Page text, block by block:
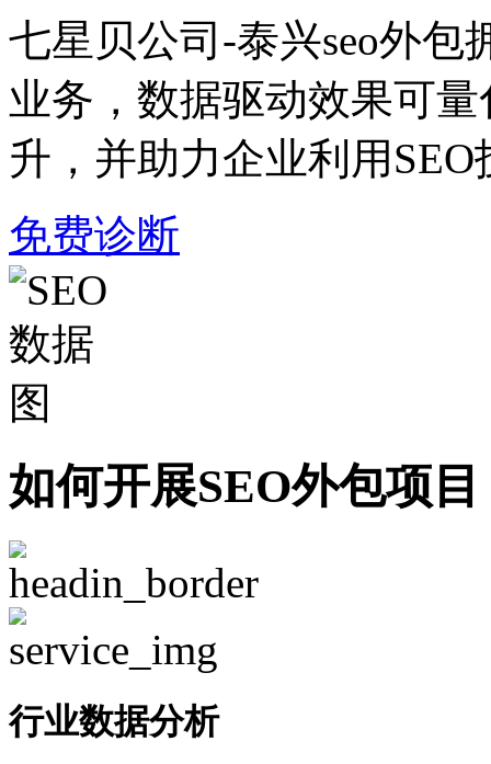
七星贝公司-泰兴seo外包
业务，数据驱动效果可
升，并助力企业利用
免费诊断
如何开展SEO外包项目
行业数据分析